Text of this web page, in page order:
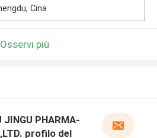
Cina
Osservi più
JINGU PHARMA-
profilo del